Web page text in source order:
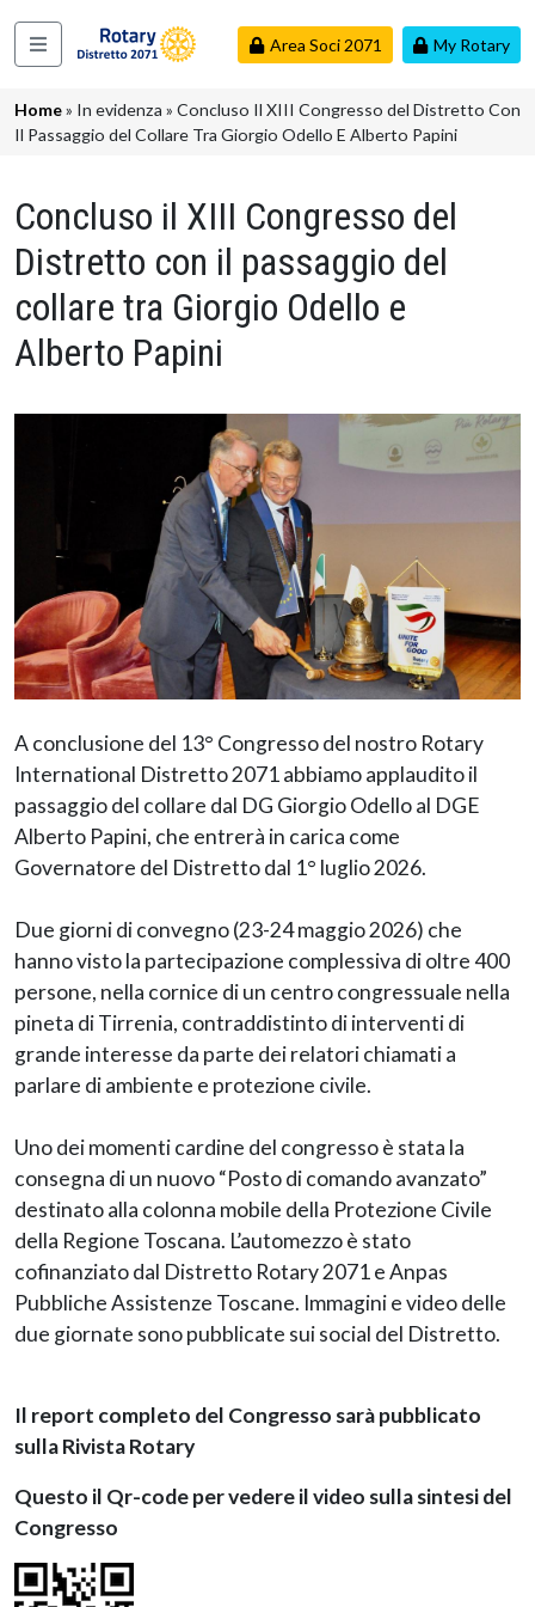
Area Soci 2071 My Rotary
Navigazione principale
Briciole di pane
Home In evidenza
Concluso Il XIII Congresso del Distretto Con
Il Passaggio del Collare Tra Giorgio Odello E Alberto Papini
Concluso il XIII Congresso del
Distretto con il passaggio del
collare tra Giorgio Odello e
Alberto Papini
A conclusione del 13° Congresso del nostro Rotary
International Distretto 2071 abbiamo applaudito il
passaggio del collare dal DG Giorgio Odello al DGE
Alberto Papini, che entrerà in carica come
Governatore del Distretto dal 1° luglio 2026.
Due giorni di convegno (23-24 maggio 2026) che
hanno visto la partecipazione complessiva di oltre 400
persone, nella cornice di un centro congressuale nella
pineta di Tirrenia, contraddistinto di interventi di
grande interesse da parte dei relatori chiamati a
parlare di ambiente e protezione civile.
Uno dei momenti cardine del congresso è stata la
consegna di un nuovo “Posto di comando avanzato”
destinato alla colonna mobile della Protezione Civile
della Regione Toscana. L’automezzo è stato
cofinanziato dal Distretto Rotary 2071 e Anpas
Pubbliche Assistenze Toscane. Immagini e video delle
due giornate sono pubblicate sui social del Distretto.
Il report completo del Congresso sarà pubblicato
sulla Rivista Rotary
Questo il Qr-code per vedere il video sulla sintesi del
Congresso